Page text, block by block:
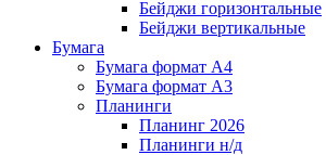
Бейджи горизонтальные
Бейджи вертикальные
Бумага
Бумага формат А4
Бумага формат А3
Планинги
Планинг 2026
Планинги н/д